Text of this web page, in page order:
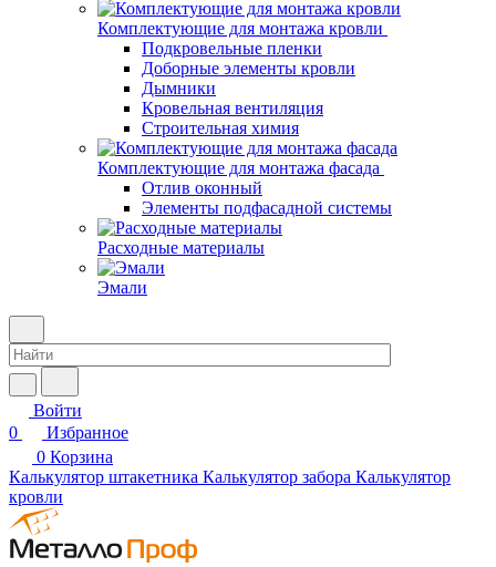
Комплектующие для монтажа кровли
Подкровельные пленки
Доборные элементы кровли
Дымники
Кровельная вентиляция
Строительная химия
Комплектующие для монтажа фасада
Отлив оконный
Элементы подфасадной системы
Расходные материалы
Эмали
Войти
0
Избранное
0 Корзина
Калькулятор штакетника Калькулятор забора Калькулятор
кровли